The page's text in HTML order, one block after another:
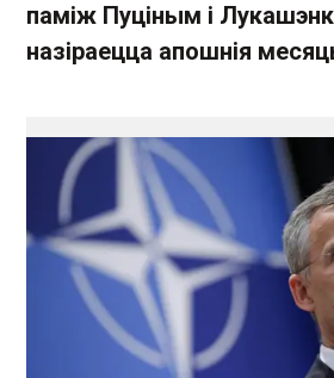
паміж Пуціным і
назіраецца апошнія